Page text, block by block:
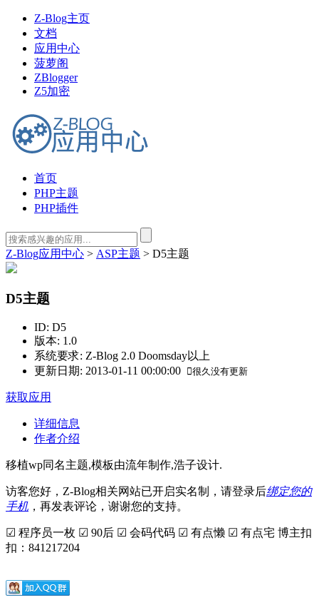
Z-Blog主页
文档
应用中心
菠萝阁
ZBlogger
Z5加密
首页
PHP主题
PHP插件
Z-Blog应用中心 > ASP主题 > D5主题
D5主题
ID: D5
版本: 1.0
系统要求: Z-Blog 2.0 Doomsday以上
更新日期: 2013-01-11 00:00:00 很久没有更新
获取应用
详细信息
作者介绍
移植wp同名主题,模板由流年制作,浩子设计.
访客您好，Z-Blog相关网站已开启实名制，请登录后绑定您的
手机 ，再发表评论，谢谢您的支持。
☑ 程序员一枚 ☑ 90后 ☑ 会码代码 ☑ 有点懒 ☑ 有点宅 博主扣
扣：841217204